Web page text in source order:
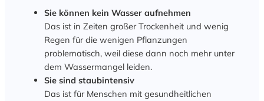
Sie können kein Wasser aufnehmen
Das ist in Zeiten großer Trockenheit und wenig
Regen für die wenigen Pflanzungen
problematisch, weil diese dann noch mehr unter
dem Wassermangel leiden.
Sie sind staubintensiv
Das ist für Menschen mit gesundheitlichen